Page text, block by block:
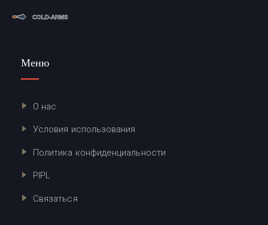
Меню
О нас
Условия использования
Политика конфиденциальности
PIPL
Связаться